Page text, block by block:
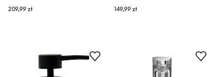
209,99 zł
149,99 zł